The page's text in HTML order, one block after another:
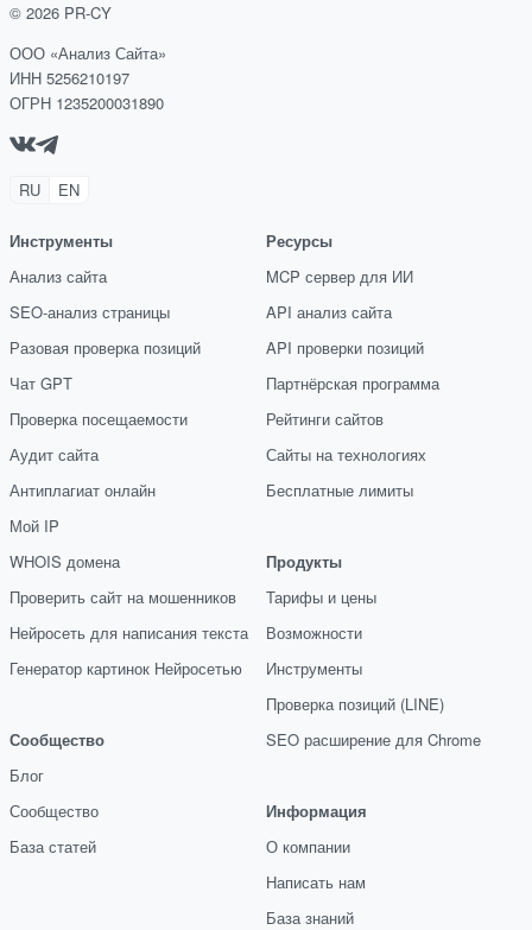
© 2026 PR-CY
ООО «Анализ Сайта»
ИНН 5256210197
ОГРН 1235200031890
RU EN
Инструменты
Анализ сайта
SEO-анализ страницы
Разовая проверка позиций
Чат GPT
Проверка посещаемости
Аудит сайта
Антиплагиат онлайн
Мой IP
WHOIS домена
Проверить сайт на мошенников
Нейросеть для написания текста
Генератор картинок Нейросетью
Сообщество
Блог
Сообщество
База статей
Ресурсы
MCP сервер для ИИ
API анализ сайта
API проверки позиций
Партнёрская программа
Рейтинги сайтов
Сайты на технологиях
Бесплатные лимиты
Продукты
Тарифы и цены
Возможности
Инструменты
Проверка позиций (LINE)
SEO расширение для Chrome
Информация
О компании
Написать нам
База знаний